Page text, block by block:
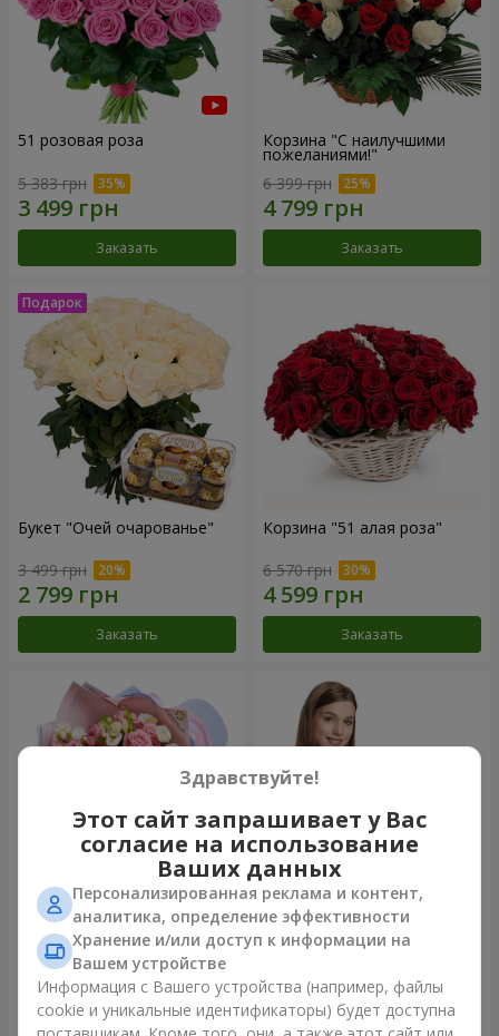
51 розовая роза
5 383 грн
Заказать
Корзина "С наилучшими
пожеланиями!"
6 399 грн
Заказать
Букет "Очей очарованье"
3 499 грн
Заказать
Корзина "51 алая роза"
6 570 грн
Заказать
Букет "Сказка моей жизни"
2 621 грн
Заказать
Корзина "Ангелочек"
Заказать
Здравствуйте!
Этот сайт запрашивает у Вас
согласие на использование
Ваших данных
Персонализированная реклама и контент,
аналитика, определение эффективности
Хранение и/или доступ к информации на
Вашем устройстве
Информация с Вашего устройства (например, файлы
cookie и уникальные идентификаторы) будет доступна